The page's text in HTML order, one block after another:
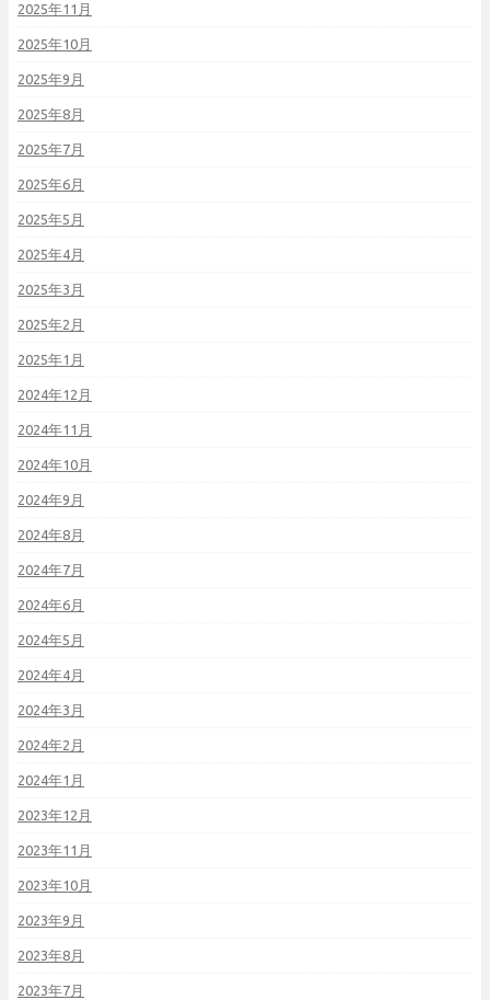
2025年11月
2025年10月
2025年9月
2025年8月
2025年7月
2025年6月
2025年5月
2025年4月
2025年3月
2025年2月
2025年1月
2024年12月
2024年11月
2024年10月
2024年9月
2024年8月
2024年7月
2024年6月
2024年5月
2024年4月
2024年3月
2024年2月
2024年1月
2023年12月
2023年11月
2023年10月
2023年9月
2023年8月
2023年7月